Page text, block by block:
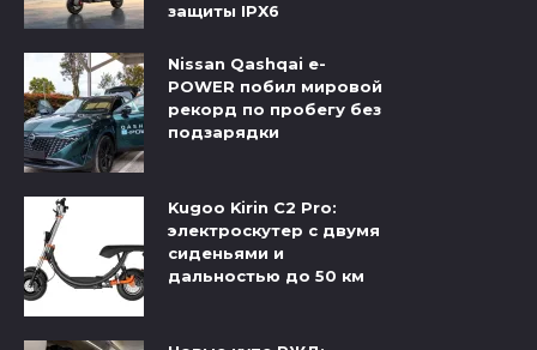
защиты IPX6
Nissan Qashqai e-
POWER побил мировой
рекорд по пробегу без
подзарядки
Kugoo Kirin C2 Pro:
электроскутер с двумя
сиденьями и
дальностью до 50 км